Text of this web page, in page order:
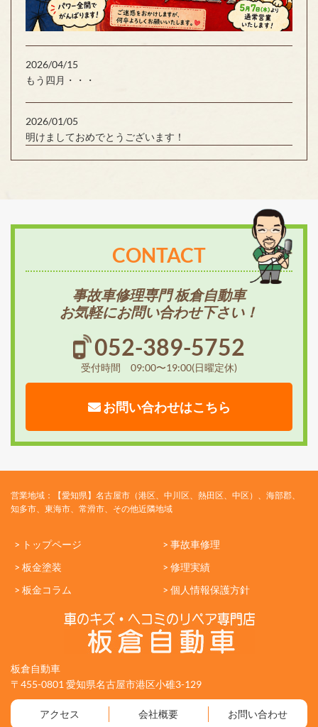
2026/04/15
もう四月・・・
2026/01/05
明けましておめでとうございます！
CONTACT
事故車修理専門 板倉自動車
お気軽にお問い合わせ下さい！
052-389-5752
受付時間 09:00〜19:00(日曜定休)
お問い合わせはこちら
営業地域：【愛知県】名古屋市（港区、中川区、熱田区、中区）、海部郡、
知多市、東海市、常滑市、その他近隣地域
> トップページ
> 事故車修理
> 板金塗装
> 修理実績
> 板金コラム
> 個人情報保護方針
板倉自動車
〒455-0801 愛知県名古屋市港区小碓3-129
アクセス 会社概要 お問い合わせ